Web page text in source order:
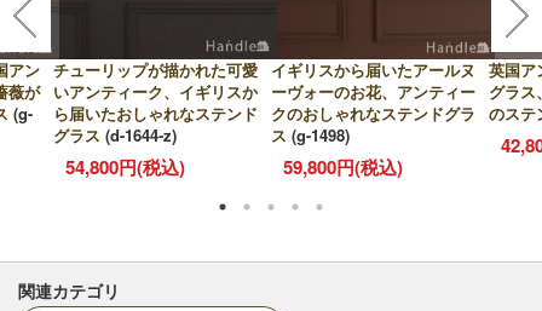
アン
薇が
(g-
チューリップが描かれた可愛
いアンティーク、イギリスか
ら届いたおしゃれなステンド
グラス (d-1644-z)
54,800円(税込)
イギリスから届いたアールヌ
ーヴォーのお花、アンティー
クのおしゃれなステンドグラ
ス (g-1498)
59,800円(税込)
英国ア
グラ
のステ
関連カテゴリ